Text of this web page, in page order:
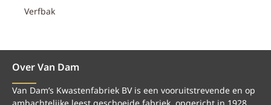
Verfbak
Over Van Dam
Van Dam’s Kwastenfabriek BV is een vooruitstrevende en op